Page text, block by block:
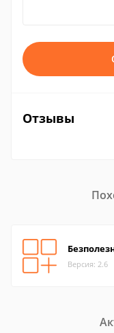
Отзывы
Версия: 2.6